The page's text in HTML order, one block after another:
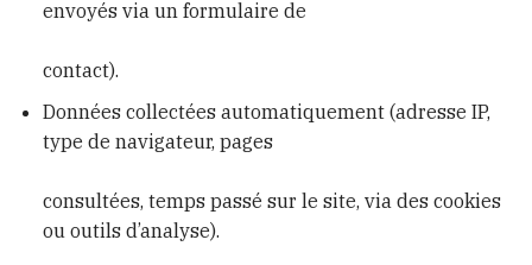
envoyés via un formulaire de
contact).
Données collectées automatiquement (adresse IP,
type de navigateur, pages
consultées, temps passé sur le site, via des cookies
ou outils d’analyse).